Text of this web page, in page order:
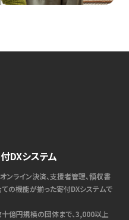
DXシステム
ンライン決済、支援者管理、領収書
の機能が揃った寄付DXシステムで
億円規模の団体まで、3,000以上